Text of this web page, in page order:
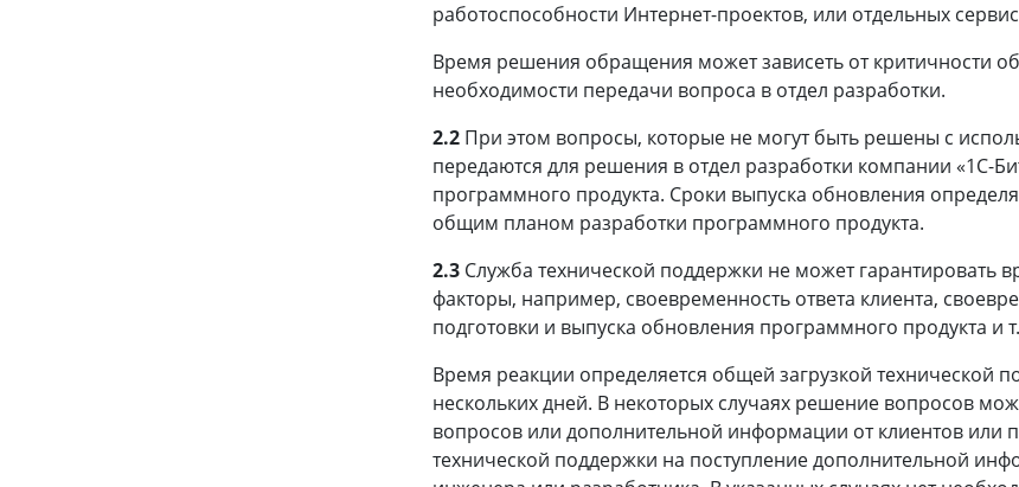
работоспособности Интернет-проектов, или отдельных
Время решения обращения может зависеть от критичности
необходимости передачи вопроса в отдел разработки.
2.2 При этом вопросы, которые не могут быть решены с
передаются для решения в отдел разработки компании «1С-
программного продукта. Сроки выпуска обновления
общим планом разработки программного продукта.
2.3 Служба технической поддержки не может гарантировать
факторы, например, своевременность ответа клиента,
подготовки и выпуска обновления программного продукта и
Время реакции определяется общей загрузкой технической
нескольких дней. В некоторых случаях решение вопросов
вопросов или дополнительной информации от клиентов или
технической поддержки на поступление дополнительной